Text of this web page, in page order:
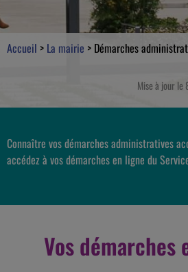
Accueil > La mairie > Démarches
Mise à jour
Connaître vos démarches administratives
accédez à vos démarches en ligne du
Vos démarches